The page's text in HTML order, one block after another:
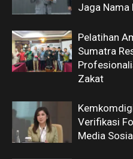
Jaga Nama
Pelatihan
Sumatra
Zakat
Verifikasi
Media